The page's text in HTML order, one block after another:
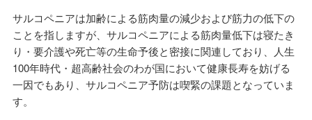
サルコペニアは加齢による筋肉量の減少および筋力の低下の
ことを指しますが、サルコペニアによる筋肉量低下は寝たき
り・要介護や死亡等の生命予後と密接に関連しており、人生
100年時代・超高齢社会のわが国において健康長寿を妨げる
一因でもあり、サルコペニア予防は喫緊の課題となっていま
す。